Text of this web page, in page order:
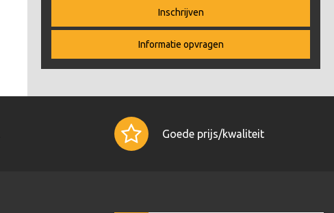
Inschrijven
Informatie opvragen
Goede prijs/kwaliteit